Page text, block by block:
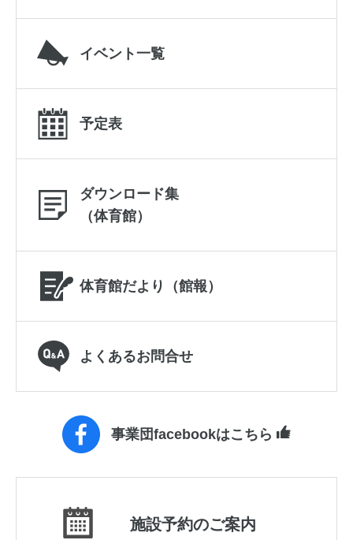
イベント一覧
予定表
ダウンロード集
（体育館）
体育館だより（館報）
よくあるお問合せ
事業団facebookはこちら
施設予約のご案内